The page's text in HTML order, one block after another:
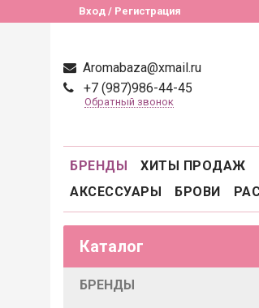
Вход / Регистрация
Aromabaza@xmail.ru
+7 (987)986-44-45
Обратный звонок
БРЕНДЫ ХИТЫ ПРОДАЖ
АКСЕССУАРЫ
БРОВИ
Каталог
БРЕНДЫ